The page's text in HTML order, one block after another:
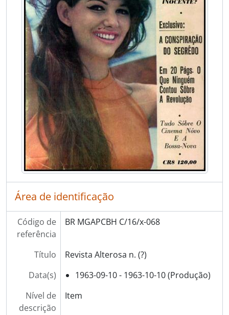
Área de identificação
Código de
referência
BR MGAPCBH C/16/x-068
Título
Revista Alterosa n. (?)
Data(s)
1963-09-10 - 1963-10-10 (Produção)
Nível de
descrição
Item